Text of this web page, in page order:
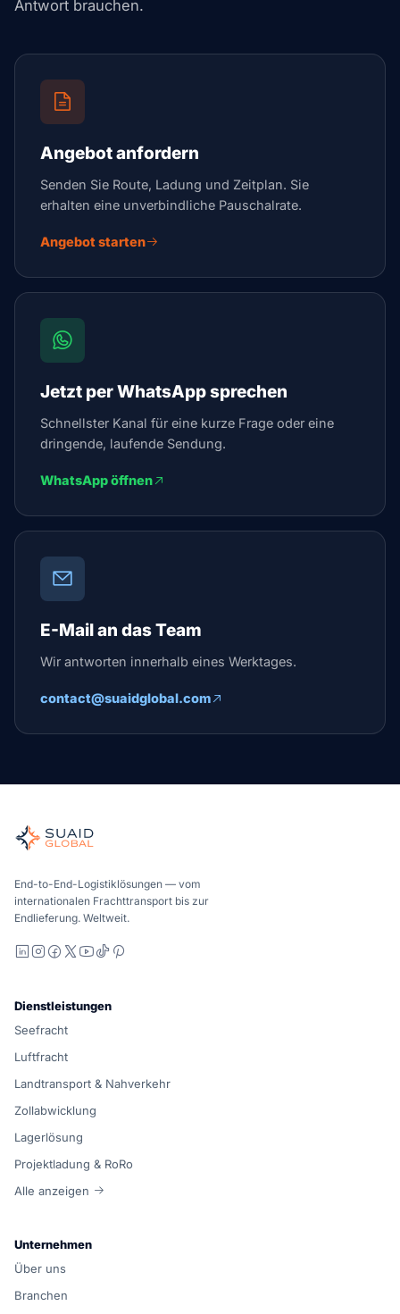
Antwort brauchen.
Angebot anfordern
Senden Sie Route, Ladung und Zeitplan. Sie
erhalten eine unverbindliche Pauschalrate.
Angebot starten
Jetzt per WhatsApp sprechen
Schnellster Kanal für eine kurze Frage oder eine
dringende, laufende Sendung.
WhatsApp öffnen
E-Mail an das Team
Wir antworten innerhalb eines Werktages.
contact@suaidglobal.com
Unabhängiger Frachtkoordinator für globale See-, Luft-,
See-, Luft- und Bodentransport – Carrier-neutral
End-to-End-Logistiklösungen — vom
internationalen Frachttransport bis zur
Endlieferung. Weltweit.
LinkedIn
Instagram
Facebook
X YouTube
TikTok
Dienstleistungen
Seefracht
Luftfracht
Landtransport & Nahverkehr
Zollabwicklung
Lagerlösung
Projektladung & RoRo
Alle anzeigen
Unternehmen
Über uns
Branchen